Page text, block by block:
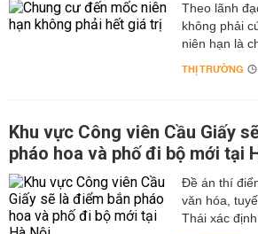
Theo lãnh
không phải
niên hạn là
THỊ TRƯỜNG
Khu vực Công viên Cầu Giấy
pháo hoa và phố đi bộ mới tại
Đề án thí
văn hóa,
Thái xác